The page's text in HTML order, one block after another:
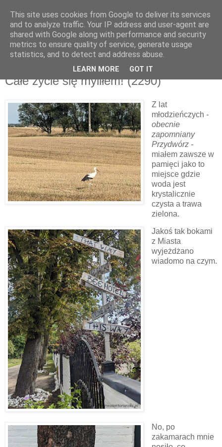
czwartek, 17 sierpnia 2023
Całe życie się myliłem! (2290)
Z lat
młodzieńczych -
obecnie
zapomniany
Przydwórz -
miałem zawsze w
pamięci jako to
miejsce gdzie
woda jest
krystalicznie
czysta a trawa
zielona.
Jakoś tak bokami
z Miasta
wyjeżdżano
wiadomo na czym.
No, po
zakamarach mnie
This site uses cookies from Google to deliver its services
and to analyze traffic. Your IP address and user-agent are
shared with Google along with performance and security
metrics to ensure quality of service, generate usage
statistics, and to detect and address abuse.
LEARN MORE GOT IT